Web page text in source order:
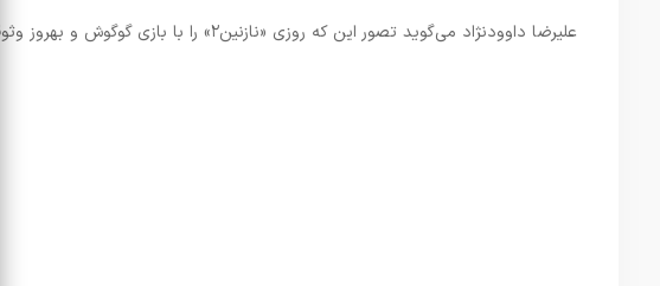
علیرضا داوودنژاد می‌گوید تصور این که روزی «نازنین۲» را با بازی گوگوش و بهروز وثوقی بسازد برایش جالب است.